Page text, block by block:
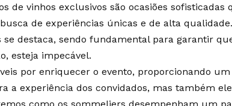
de vinhos exclusivos são ocasiões sofisticadas
de experiências únicas e de alta
se destaca, sendo fundamental para garantir
esteja impecável.
por enriquecer o evento, proporcionando um
a experiência dos convidados, mas também
como os sommeliers desempenham um